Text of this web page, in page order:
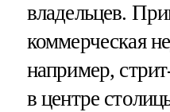
владельцев.
коммерческая
например,
в центре